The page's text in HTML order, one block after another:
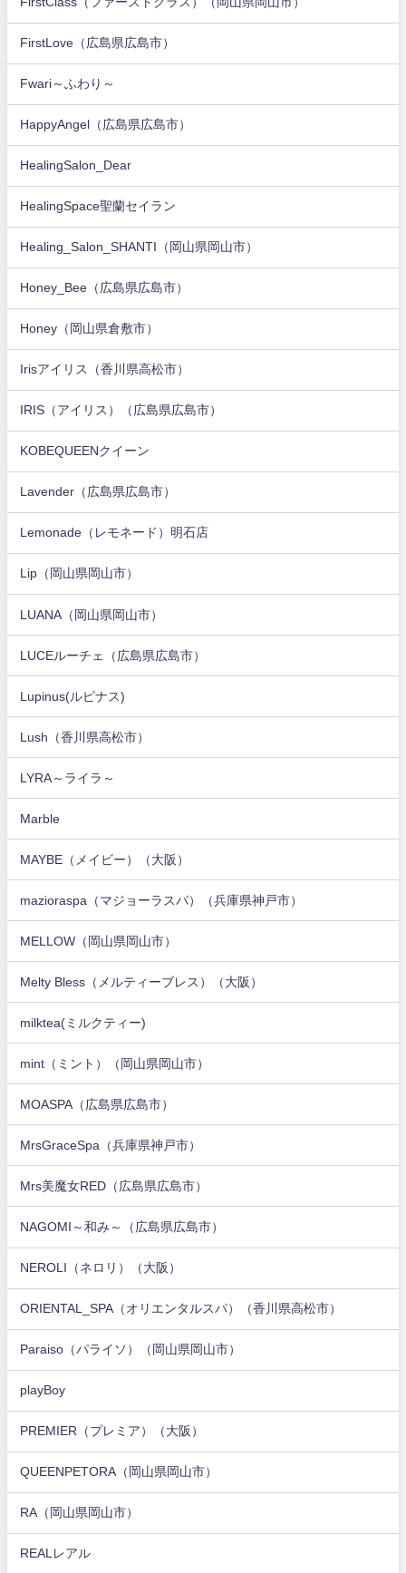
FirstLove（広島県広島市）
Fwari～ふわり～
HappyAngel（広島県広島市）
HealingSalon_Dear
HealingSpace聖蘭セイラン
Healing_Salon_SHANTI（岡山県岡山市）
Honey_Bee（広島県広島市）
Honey（岡山県倉敷市）
Irisアイリス（香川県高松市）
IRIS（アイリス）（広島県広島市）
KOBEQUEENクイーン
Lavender（広島県広島市）
Lemonade（レモネード）明石店
Lip（岡山県岡山市）
LUANA（岡山県岡山市）
LUCEルーチェ（広島県広島市）
Lupinus(ルピナス)
Lush（香川県高松市）
LYRA～ライラ～
Marble
MAYBE（メイビー）（大阪）
mazioraspa（マジョーラスパ）（兵庫県神戸市）
MELLOW（岡山県岡山市）
Melty Bless（メルティーブレス）（大阪）
milktea(ミルクティー)
mint（ミント）（岡山県岡山市）
MOASPA（広島県広島市）
MrsGraceSpa（兵庫県神戸市）
Mrs美魔女RED（広島県広島市）
NAGOMI～和み～（広島県広島市）
NEROLI（ネロリ）（大阪）
ORIENTAL_SPA（オリエンタルスパ）（香川県高松市）
Paraiso（パライソ）（岡山県岡山市）
playBoy
PREMIER（プレミア）（大阪）
QUEENPETORA（岡山県岡山市）
RA（岡山県岡山市）
REALレアル